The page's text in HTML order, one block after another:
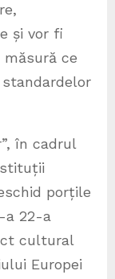
și vor fi
ce
în cadrul
porțile
a 22-a
cultural
Europei